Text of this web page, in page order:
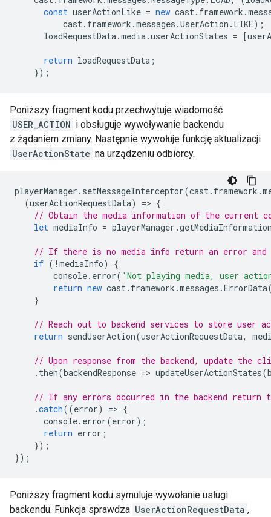
const userActionLike = new cast. framework .
cast. framework .messages .UserAction . LIKE);
loadRequestData.media.userActionStates = [
return loadRequestData ;
});
Poniższy fragment kodu przechwytuje wiadomość
USER_ACTION i obsługuje wywoływanie backendu
z żądaniem zmiany. Następnie wywołuje funkcję aktualizacji
UserActionState na urządzeniu odbiorcy.
playerManager . setMessageInterceptor(cast. framework .
(userActionRequestData) => {
// Obtain the media information of the current
let mediaInfo = playerManager .
// If there is no media info return an error and
if ( ! mediaInfo)
{
console. error( 'Not playing media, user
return new cast. framework .messages .ErrorData
}
// Reach out to backend services to store user
return sendUserAction(userActionRequestData,
// Upon response from the backend, update the
. then(backendResponse => updateUserActionStates(
// If any errors occurred in the backend return
.catch((error) => {
console. error(error);
return error ;
});
});
Poniższy fragment kodu symuluje wywołanie usługi
backendu. Funkcja sprawdza UserActionRequestData ,